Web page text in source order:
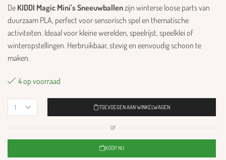
De KIDDI Magic Mini’s Sneeuwballenzijn winterse loose parts van
duurzaam PLA, perfect voor sensorisch spel en thematische
activiteiten. Ideaal voor kleine werelden, speelrijst, speelklei of
winteropstellingen. Herbruikbaar, stevig en eenvoudig schoon te
maken.
4 op voorraad
TOEVOEGEN AAN WINKELWAGEN
OF
KOOP NU